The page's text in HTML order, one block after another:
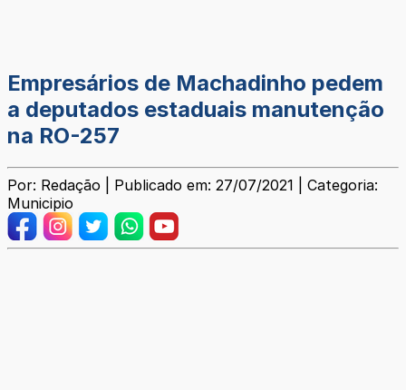
Empresários de Machadinho pedem
a deputados estaduais manutenção
na RO-257
Por: Redação | Publicado em: 27/07/2021 | Categoria:
Municipio